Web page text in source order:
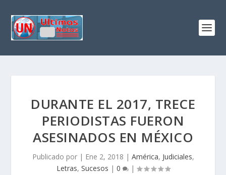
DURANTE EL 2017, TRECE
PERIODISTAS FUERON
ASESINADOS EN MÉXICO
Publicado por | Ene 2, 2018 | América, Judiciales,
Letras, Sucesos | 0 |